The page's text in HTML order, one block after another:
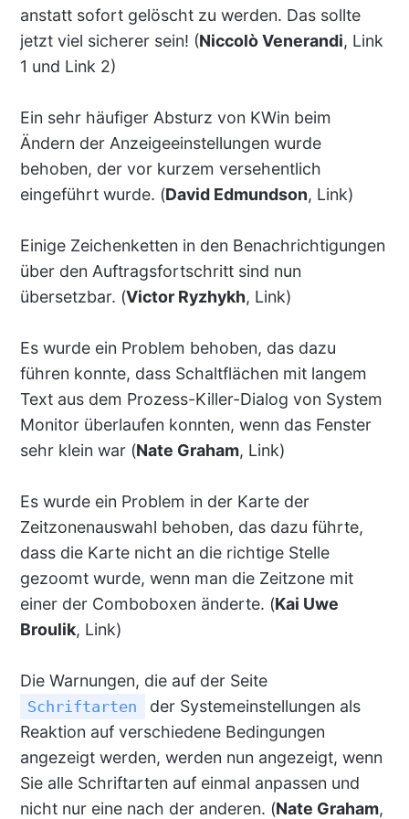
anstatt sofort gelöscht zu werden. Das sollte
jetzt viel sicherer sein! (Niccolò Venerandi, Link
1 und Link 2)
Ein sehr häufiger Absturz von KWin beim
Ändern der Anzeigeeinstellungen wurde
behoben, der vor kurzem versehentlich
eingeführt wurde. (David Edmundson, Link)
Einige Zeichenketten in den Benachrichtigungen
über den Auftragsfortschritt sind nun
übersetzbar. (Victor Ryzhykh, Link)
Es wurde ein Problem behoben, das dazu
führen konnte, dass Schaltflächen mit langem
Text aus dem Prozess-Killer-Dialog von System
Monitor überlaufen konnten, wenn das Fenster
sehr klein war (Nate Graham, Link)
Es wurde ein Problem in der Karte der
Zeitzonenauswahl behoben, das dazu führte,
dass die Karte nicht an die richtige Stelle
gezoomt wurde, wenn man die Zeitzone mit
einer der Comboboxen änderte. (Kai Uwe
Broulik, Link)
Die Warnungen, die auf der Seite
Schriftarten
der Systemeinstellungen als
Reaktion auf verschiedene Bedingungen
angezeigt werden, werden nun angezeigt, wenn
Sie alle Schriftarten auf einmal anpassen und
nicht nur eine nach der anderen. (Nate Graham,